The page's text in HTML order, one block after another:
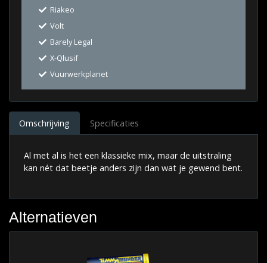
Riakeo
Volt
Barely Legal
X-Qlusif
Vuurwerkplanet
Omschrijving Specificaties
Al met al is het een klassieke mix, maar de uitstraling
kan nét dat beetje anders zijn dan wat je gewend bent.
Alternatieven